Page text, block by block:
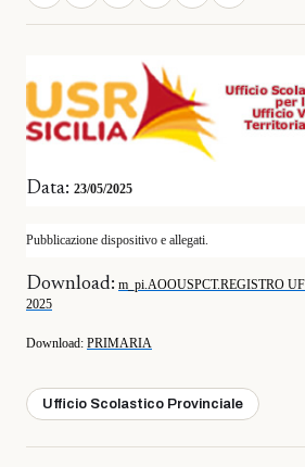
Data: 23/05/2025
Pubblicazione dispositivo e allegati.
Download: m_pi.AOOUSPCT.REGISTRO
2025
Download: PRIMARIA
Ufficio Scolastico Provinciale